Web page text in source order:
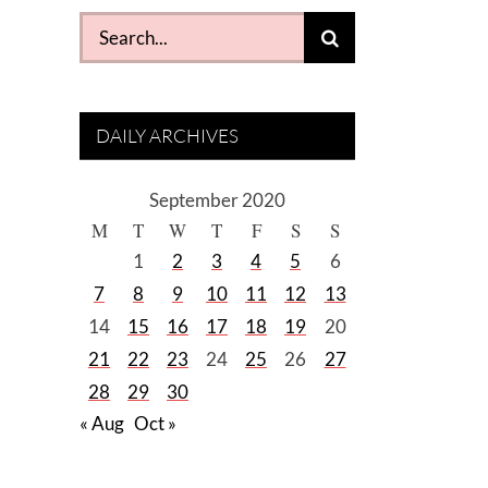
Search
for:
DAILY ARCHIVES
September 2020
M T W T F S S
1 2 3 4 5
6
7
8 9 10 11 12
13
14
15 16 17 18 19
20
21
22 23 24 25 26
27
28
29
30
« Aug Oct »